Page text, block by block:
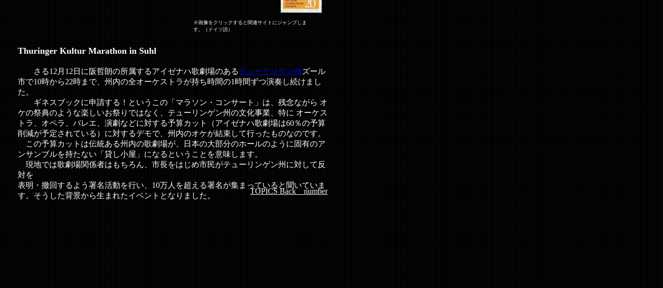
Thuringer Kultur Marathon in Suhl
さる12月12日に阪哲朗の所属するアイゼナハ歌劇場のあるテューリンゲン州 ズール
市で10時から22時まで、州内の全オーケストラが持ち時間の1時間ずつ演奏し続けまし
た。
ギネスブックに申請する！というこの「マラソン・コンサート」は、残念ながら オ
ケの祭典のような楽しいお祭りではなく、テューリンゲン州の文化事業、特に オーケス
トラ、オペラ、バレエ、演劇などに対する予算カット（アイゼナハ歌劇場は60％の予算
削減が予定されている）に対するデモで、州内のオケが結束して行ったものなのです。
この予算カットは伝統ある州内の歌劇場が、日本の大部分のホールのように固有のア
ンサンブルを持たない「貸し小屋」になるということを意味します。
現地では歌劇場関係者はもちろん、市長をはじめ市民がテューリンゲン州に対して反
対を
表明・撤回するよう署名活動を行い、10万人を超える署名が集まっていると聞いていま
す。そうした背景から生まれたイベントとなりました。
※画像をクリックすると関連サイトにジャンプしま
す。（ドイツ語）
TOPICS Back number